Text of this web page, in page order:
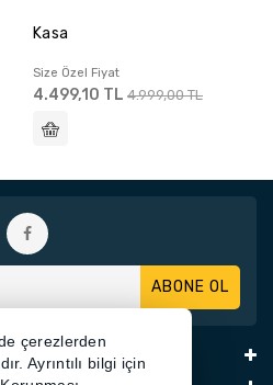
Kasa
Size Özel Fiyat
4.499,10 TL 4.999,00 TL
ABONE OL
çerezlerden
Ayrıntılı bilgi için